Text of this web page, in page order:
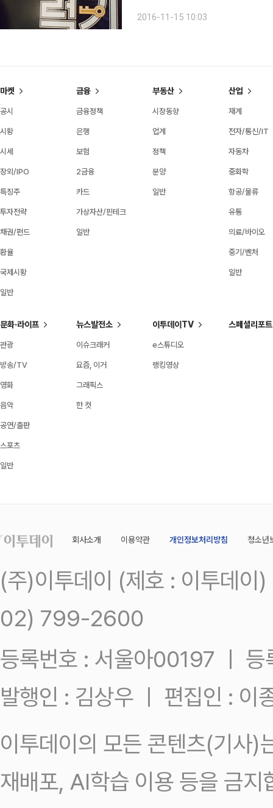
으로 끝낸다. 우리 영화 ‘7번방의 선
2016-11-15 10:03
마켓
공시
시황
시세
장외/IPO
특징주
투자전략
채권/펀드
환율
국제시황
일반
금융
금융정책
은행
보험
2금융
카드
가상자산/핀테크
일반
부동산
시장동향
업계
정책
분양
일반
산업
재계
전자/통신/IT
자동차
중화학
항공/물류
유통
의료/바이오
중기/벤처
일반
문화·라이프
관광
방송/TV
영화
음악
공연/출판
스포츠
일반
뉴스발전소
이슈크래커
요즘, 이거
그래픽스
한 컷
이투데이TV
e스튜디오
랭킹영상
스페셜리포트
회사소개 이용약관 개인정보처리방침 청소년
(주)이투데이 (제호 : 이투데
02) 799-2600
등록번호 : 서울아00197 ㅣ
발행인 : 김상우 ㅣ 편집인 : 이
이투데이의 모든 콘텐츠(기사)
재배포, AI학습 이용 등을 금지